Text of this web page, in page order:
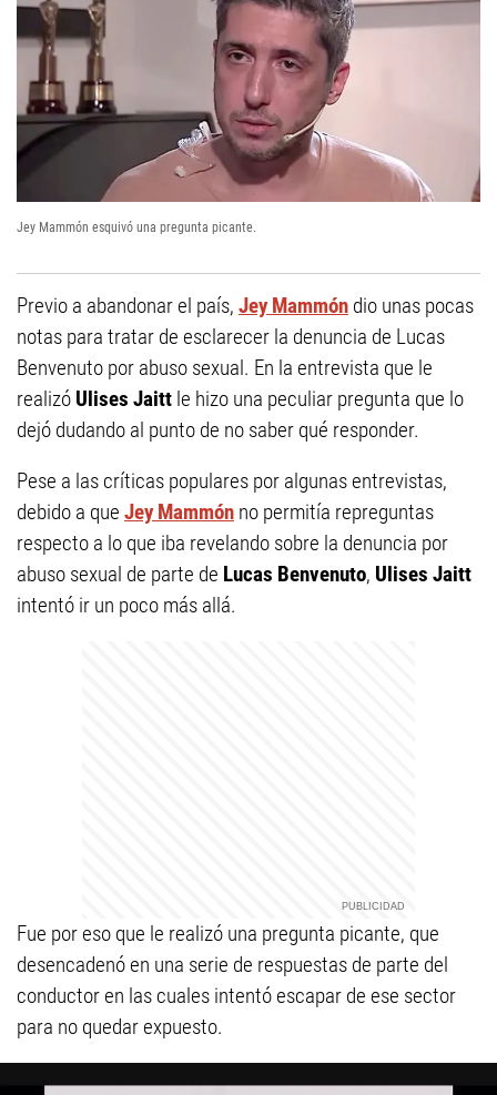
Jey Mammón esquivó una pregunta picante.
Previo a abandonar el país, Jey Mammón dio unas pocas
notas para tratar de esclarecer la denuncia de Lucas
Benvenuto por abuso sexual. En la entrevista que le
realizó Ulises Jaitt le hizo una peculiar pregunta que lo
dejó dudando al punto de no saber qué responder.
Pese a las críticas populares por algunas entrevistas,
debido a que Jey Mammón no permitía repreguntas
respecto a lo que iba revelando sobre la denuncia por
abuso sexual de parte de Lucas Benvenuto, Ulises Jaitt
intentó ir un poco más allá.
Fue por eso que le realizó una pregunta picante, que
desencadenó en una serie de respuestas de parte del
conductor en las cuales intentó escapar de ese sector
para no quedar expuesto.